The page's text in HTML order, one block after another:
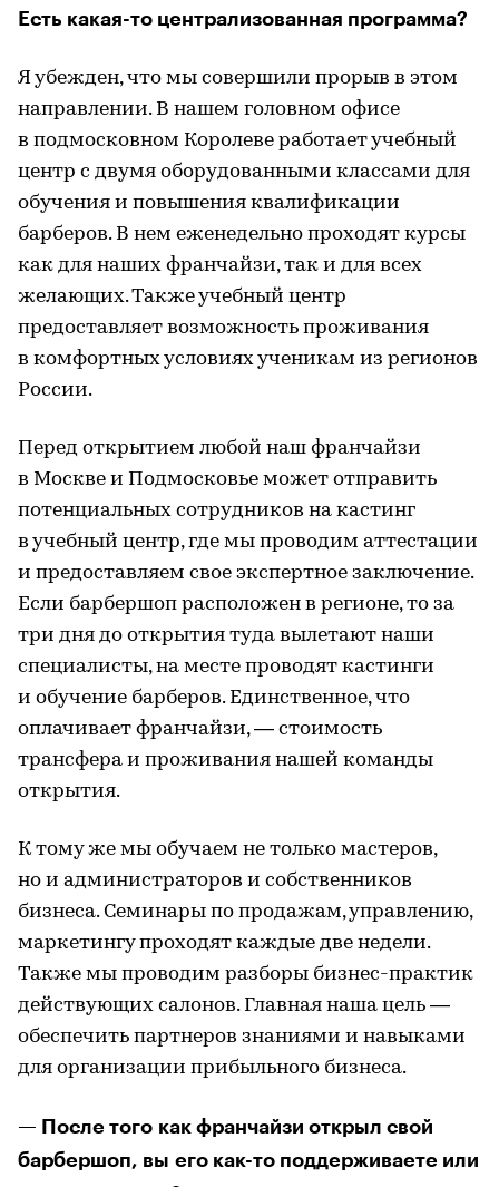
Есть какая-то централизованная программа?
Я убежден, что мы совершили прорыв в этом
направлении. В нашем головном офисе
в подмосковном Королеве работает учебный
центр с двумя оборудованными классами для
обучения и повышения квалификации
барберов. В нем еженедельно проходят курсы
как для наших франчайзи, так и для всех
желающих. Также учебный центр
предоставляет возможность проживания
в комфортных условиях ученикам из регионов
России.
Перед открытием любой наш франчайзи
в Москве и Подмосковье может отправить
потенциальных сотрудников на кастинг
в учебный центр, где мы проводим аттестации
и предоставляем свое экспертное заключение.
Если барбершоп расположен в регионе, то за
три дня до открытия туда вылетают наши
специалисты, на месте проводят кастинги
и обучение барберов. Единственное, что
оплачивает франчайзи, — стоимость
трансфера и проживания нашей команды
открытия.
К тому же мы обучаем не только мастеров,
но и администраторов и собственников
бизнеса. Семинары по продажам, управлению,
маркетингу проходят каждые две недели.
Также мы проводим разборы бизнес-практик
действующих салонов. Главная наша цель —
обеспечить партнеров знаниями и навыками
для организации прибыльного бизнеса.
— После того как франчайзи открыл свой
барбершоп, вы его как-то поддерживаете или